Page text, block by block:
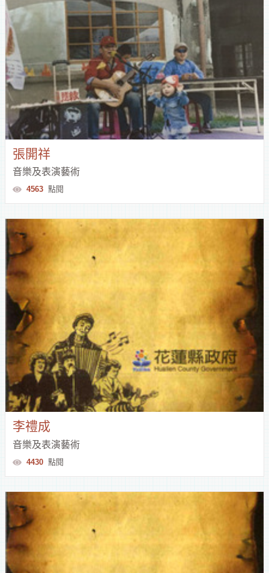
張開祥
音樂及表演藝術
4563 點閱
李禮成
音樂及表演藝術
4430 點閱